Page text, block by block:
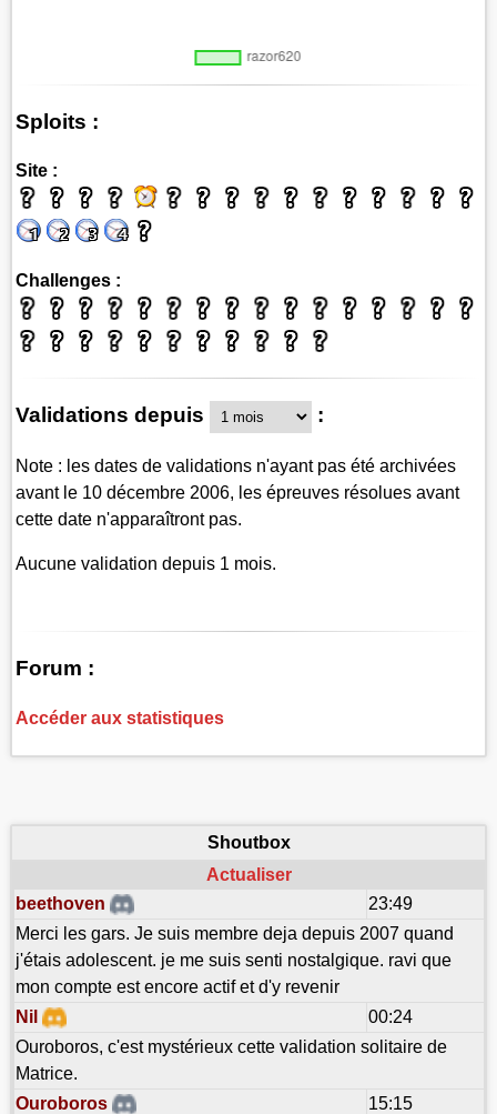
Sploits :
Site :
Challenges :
Validations depuis :
Note : les dates de validations n'ayant pas été archivées
avant le 10 décembre 2006, les épreuves résolues avant
cette date n'apparaîtront pas.
Aucune validation depuis 1 mois.
Forum :
Accéder aux statistiques
Shoutbox
Actualiser
beethoven
23:49
Merci les gars. Je suis membre deja depuis 2007 quand
j'étais adolescent. je me suis senti nostalgique. ravi que
mon compte est encore actif et d'y revenir
Nil
00:24
Ouroboros, c'est mystérieux cette validation solitaire de
Matrice.
Ouroboros
15:15